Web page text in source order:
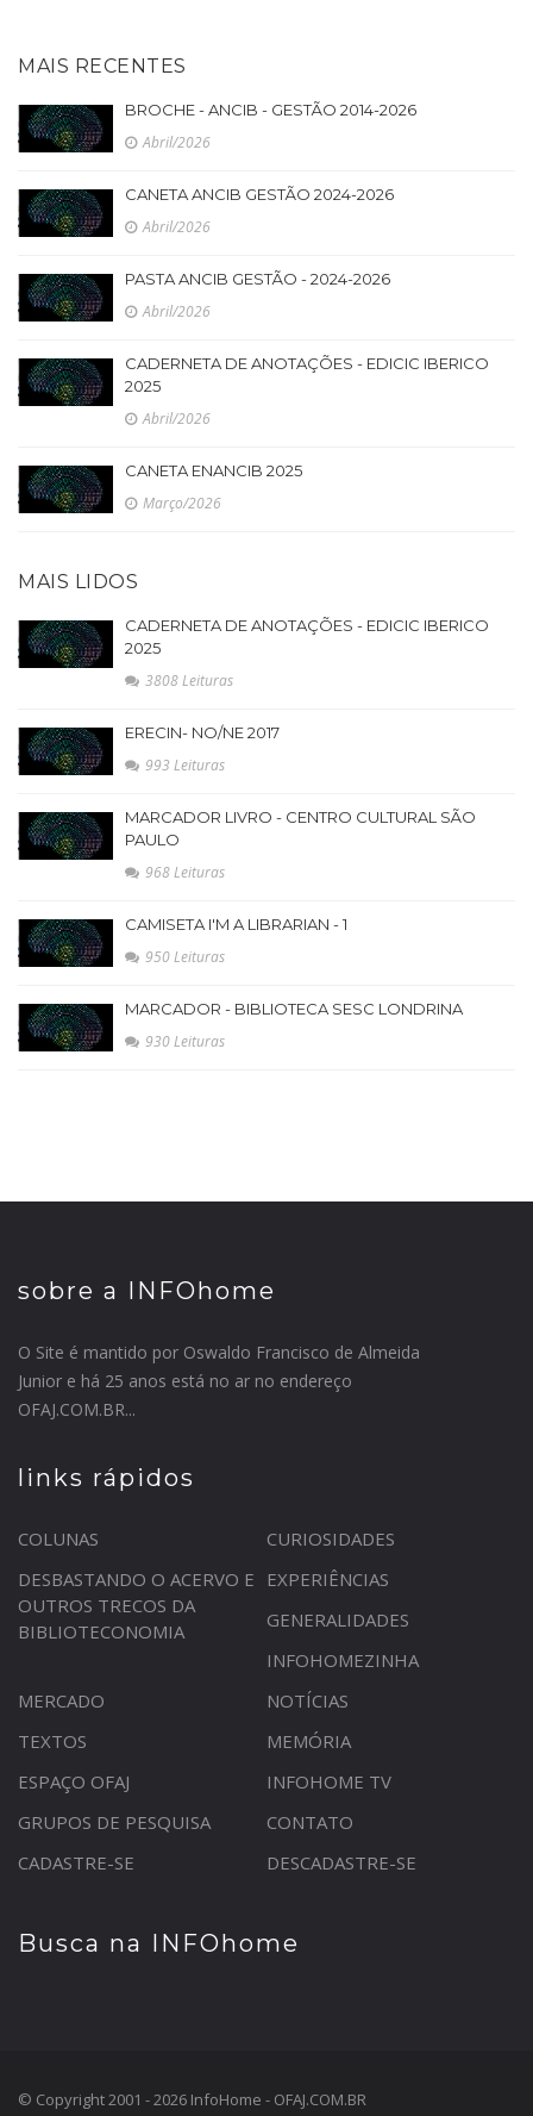
MAIS RECENTES
BROCHE - ANCIB - GESTÃO 2014-2026
Abril/2026
CANETA ANCIB GESTÃO 2024-2026
Abril/2026
PASTA ANCIB GESTÃO - 2024-2026
Abril/2026
CADERNETA DE ANOTAÇÕES - EDICIC IBERICO
2025
Abril/2026
CANETA ENANCIB 2025
Março/2026
MAIS LIDOS
CADERNETA DE ANOTAÇÕES - EDICIC IBERICO
2025
3808 Leituras
ERECIN- NO/NE 2017
993 Leituras
MARCADOR LIVRO - CENTRO CULTURAL SÃO
PAULO
968 Leituras
CAMISETA I'M A LIBRARIAN - 1
950 Leituras
MARCADOR - BIBLIOTECA SESC LONDRINA
930 Leituras
sobre a INFOhome
O Site é mantido por Oswaldo Francisco de Almeida
Junior e há 25 anos está no ar no endereço
OFAJ.COM.BR...
links rápidos
COLUNAS
CURIOSIDADES
DESBASTANDO O ACERVO E
OUTROS TRECOS DA
BIBLIOTECONOMIA
EXPERIÊNCIAS
GENERALIDADES
INFOHOMEZINHA
MERCADO
NOTÍCIAS
TEXTOS
MEMÓRIA
ESPAÇO OFAJ
INFOHOME TV
GRUPOS DE PESQUISA
CONTATO
CADASTRE-SE
DESCADASTRE-SE
Busca na INFOhome
© Copyright 2001 - 2026 InfoHome - OFAJ.COM.BR